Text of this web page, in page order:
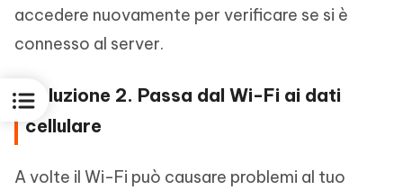
accedere nuovamente per verificare se si è
connesso al server.
Soluzione 2. Passa dal Wi-Fi ai dati
cellulare
A volte il Wi-Fi può causare problemi al tuo